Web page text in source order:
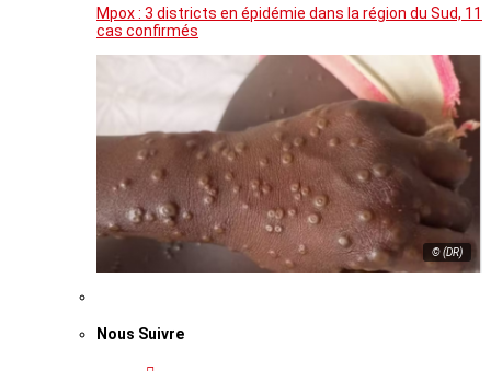
Mpox : 3 districts en épidémie dans la région du Sud, 11
cas confirmés
© (DR)
Nous Suivre